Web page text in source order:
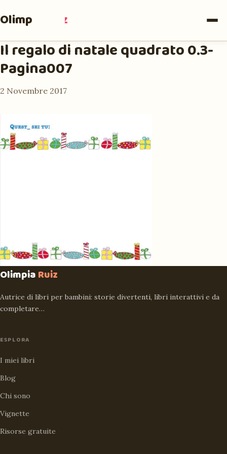
Olimpia Ruiz
Il regalo di natale quadrato 0.3-
Pagina007
2 Novembre 2017
OlimpiaRuiz
Autrice di libri per bambini: storie divertenti, libri interattivi e da
completare…
ESPLORA
I miei libri
Blog
Chi sono
Vignette
Risorse gratuite